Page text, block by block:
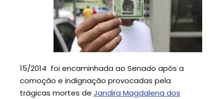
15/2014 foi encaminhada ao Senado após a
comoção e indignação provocadas pela
trágicas mortes de Jandira Magdalena dos